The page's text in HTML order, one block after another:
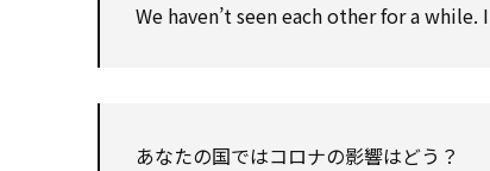
We haven’t seen each other for a
あなたの国ではコロナの影響はどう？